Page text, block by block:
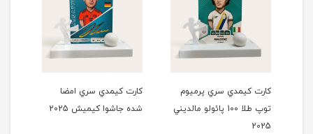
کارت کيمدي سري پرميوم
توپ طلا 100 پائولو مالديني
2025
کارت کيمدي سري امضا
شده جاشوا کيميش 2025